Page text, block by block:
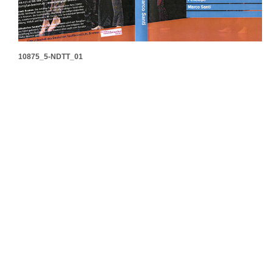
10875_5-NDTT_01